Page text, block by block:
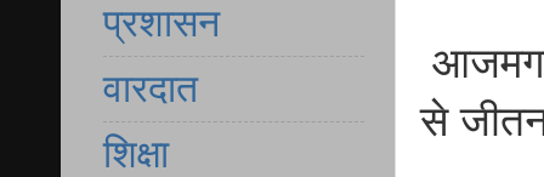
से
प्रशासन
वारदात
शिक्षा